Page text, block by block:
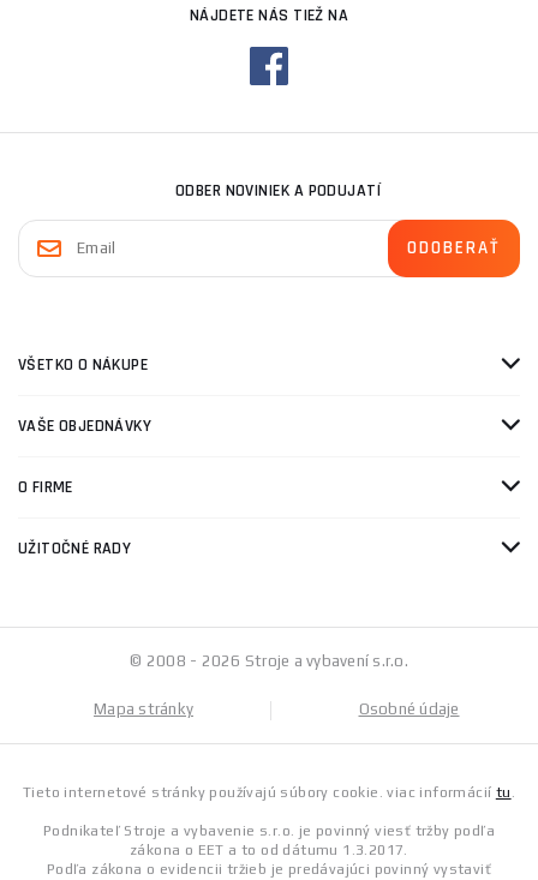
NÁJDETE NÁS TIEŽ NA
ODBER NOVINIEK A PODUJATÍ
VŠETKO O NÁKUPE
VAŠE OBJEDNÁVKY
O FIRME
UŽITOČNÉ RADY
© 2008 - 2026 Stroje a vybavení s.r.o.
Mapa stránky Osobné údaje
Tieto internetové stránky používajú súbory cookie. viac informácií tu .
Podnikateľ Stroje a vybavenie s.r.o. je povinný viesť tržby podľa
zákona o EET a to od dátumu 1.3.2017.
Podľa zákona o evidencii tržieb je predávajúci povinný vystaviť